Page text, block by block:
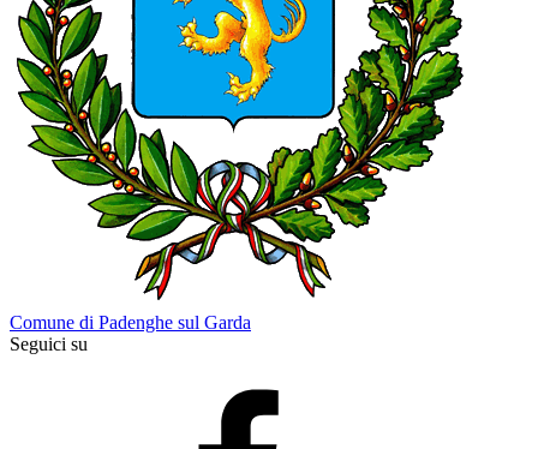
Comune di Padenghe sul Garda
Seguici su